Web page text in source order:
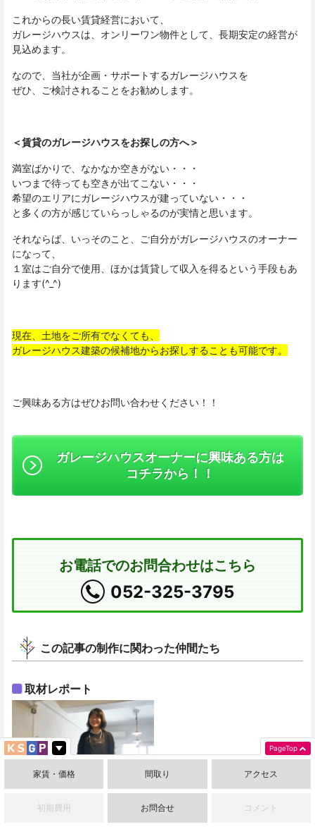
これからの長い賃貸経営において、
ガレージハウスは、オンリーワン物件として、長期安定の経営が
見込めます。
なので、当社が企画・サポートするガレージハウスを
ぜひ、ご検討されることをお勧めします。
＜賃貸のガレージハウスをお探しの方へ＞
満室ばかりで、なかなか空きがない・・・
いつまで待っても空きが出てこない・・・
希望のエリアにガレージハウスが建っていない・・・
と多くの方が感じていらっしゃるのが実情と思います。
それならば、いっそのこと、ご自分がガレージハウスのオーナー
になって、
１室はご自分で使用、ほかは賃貸して収入を得るという手段もあ
ります(^_^)
現在、土地をご所有でなくても、
ガレージハウス建築の候補地からお探しすることも可能です。
ご興味ある方はぜひお問い合わせください！！
ガレージハウスオーナーに興味ある方は
コチラから！！
お電話でのお問合わせはこちら
052-325-3795
この記事の制作に関わった仲間たち
取材レポート
木村優子（ゆうこ）
家賃・価格 間取り アクセス
初期費用 お問合せ コメント
PageTop